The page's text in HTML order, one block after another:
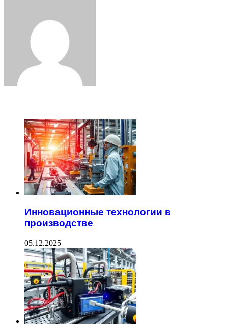
Инновационные технологии в
производстве
05.12.2025